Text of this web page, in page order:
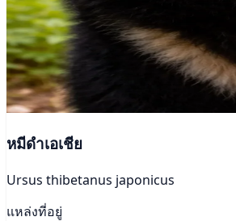
หมีดำเอเชีย
Ursus thibetanus japonicus
แหล่งที่อยู่